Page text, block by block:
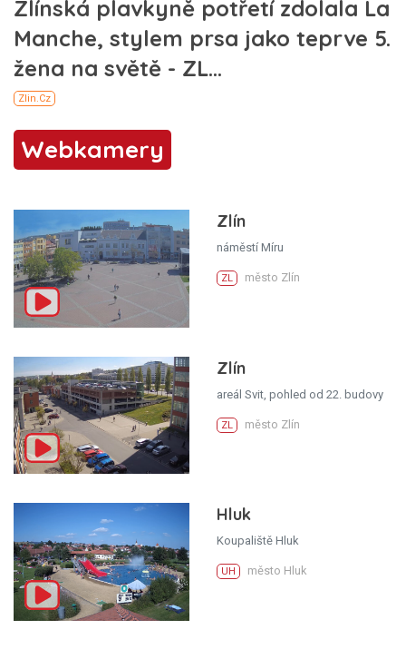
Webkamery
Zlín
náměstí Míru
ZL město Zlín
Zlín
areál Svit, pohled od 22. budovy
ZL město Zlín
Hluk
Koupaliště Hluk
UH město Hluk